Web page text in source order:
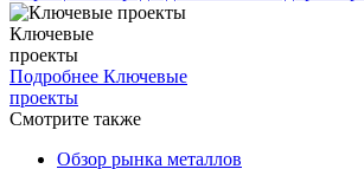
Ключевые
проекты
Подробнее Ключевые
проекты
Смотрите также
Обзор рынка металлов